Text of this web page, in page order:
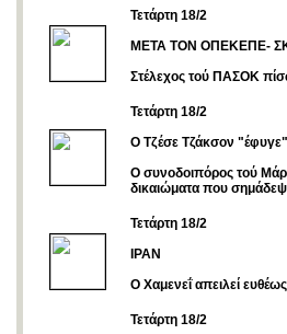
Τετάρτη 18/2
ΜΕΤΑ ΤΟΝ ΟΠΕΚΕΠΕ-
Στέλεχος τού ΠΑΣΟΚ
Τετάρτη 18/2
O Τζέσε Τζάκσον
Ο συνοδοιπόρος τού
δικαιώματα που
Τετάρτη 18/2
ΙΡΑΝ
O Χαμενεΐ απειλεί
Τετάρτη 18/2